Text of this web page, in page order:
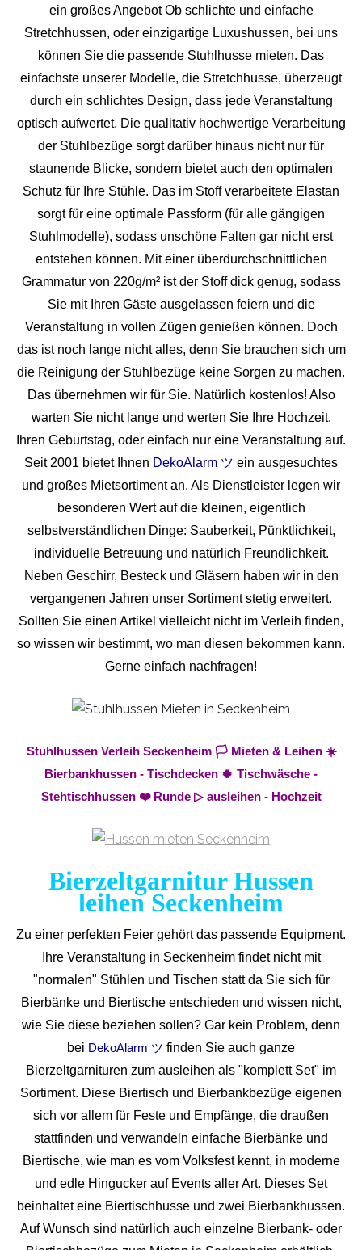
ein großes Angebot Ob schlichte und einfache
Stretchhussen, oder einzigartige Luxushussen, bei uns
können Sie die passende Stuhlhusse mieten. Das
einfachste unserer Modelle, die Stretchhusse, überzeugt
durch ein schlichtes Design, dass jede Veranstaltung
optisch aufwertet. Die qualitativ hochwertige Verarbeitung
der Stuhlbezüge sorgt darüber hinaus nicht nur für
staunende Blicke, sondern bietet auch den optimalen
Schutz für Ihre Stühle. Das im Stoff verarbeitete Elastan
sorgt für eine optimale Passform (für alle gängigen
Stuhlmodelle), sodass unschöne Falten gar nicht erst
entstehen können. Mit einer überdurchschnittlichen
Grammatur von 220g/m² ist der Stoff dick genug, sodass
Sie mit Ihren Gäste ausgelassen feiern und die
Veranstaltung in vollen Zügen genießen können. Doch
das ist noch lange nicht alles, denn Sie brauchen sich um
die Reinigung der Stuhlbezüge keine Sorgen zu machen.
Das übernehmen wir für Sie. Natürlich kostenlos! Also
warten Sie nicht lange und werten Sie Ihre Hochzeit,
Ihren Geburtstag, oder einfach nur eine Veranstaltung auf.
Seit 2001 bietet Ihnen DekoAlarm ツ ein ausgesuchtes
und großes Mietsortiment an. Als Dienstleister legen wir
besonderen Wert auf die kleinen, eigentlich
selbstverständlichen Dinge: Sauberkeit, Pünktlichkeit,
individuelle Betreuung und natürlich Freundlichkeit.
Neben Geschirr, Besteck und Gläsern haben wir in den
vergangenen Jahren unser Sortiment stetig erweitert.
Sollten Sie einen Artikel vielleicht nicht im Verleih finden,
so wissen wir bestimmt, wo man diesen bekommen kann.
Gerne einfach nachfragen!
Stuhlhussen Verleih Seckenheim 🏳️ Mieten & Leihen ☀️
Bierbankhussen - Tischdecken 🍀 Tischwäsche -
Stehtischhussen ❤️ Runde ▷ ausleihen - Hochzeit
Bierzeltgarnitur Hussen
leihen Seckenheim
Zu einer perfekten Feier gehört das passende Equipment.
Ihre Veranstaltung in Seckenheim findet nicht mit
"normalen" Stühlen und Tischen statt da Sie sich für
Bierbänke und Biertische entschieden und wissen nicht,
wie Sie diese beziehen sollen? Gar kein Problem, denn
bei DekoAlarm ツ finden Sie auch ganze
Bierzeltgarnituren zum ausleihen als "komplett Set" im
Sortiment. Diese Biertisch und Bierbankbezüge eigenen
sich vor allem für Feste und Empfänge, die draußen
stattfinden und verwandeln einfache Bierbänke und
Biertische, wie man es vom Volksfest kennt, in moderne
und edle Hingucker auf Events aller Art. Dieses Set
beinhaltet eine Biertischhusse und zwei Bierbankhussen.
Auf Wunsch sind natürlich auch einzelne Bierbank- oder